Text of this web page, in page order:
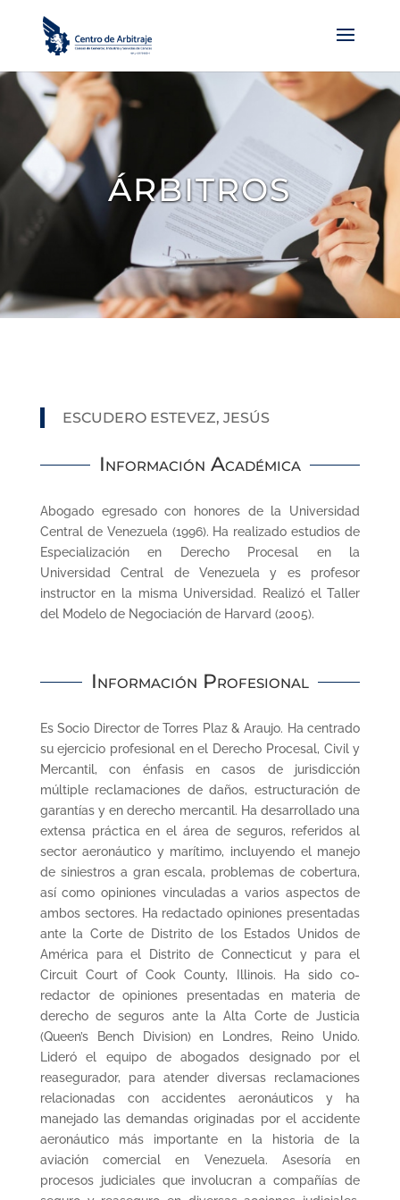
ÁRBITROS
ESCUDERO ESTEVEZ, JESÚS
Información Académica
Abogado egresado con honores de la Universidad
Central de Venezuela (1996). Ha realizado estudios de
Especialización en Derecho Procesal en la
Universidad Central de Venezuela y es profesor
instructor en la misma Universidad. Realizó el Taller
del Modelo de Negociación de Harvard (2005).
Información Profesional
Es Socio Director de Torres Plaz & Araujo. Ha centrado
su ejercicio profesional en el Derecho Procesal, Civil y
Mercantil, con énfasis en casos de jurisdicción
múltiple reclamaciones de daños, estructuración de
garantías y en derecho mercantil. Ha desarrollado una
extensa práctica en el área de seguros, referidos al
sector aeronáutico y marítimo, incluyendo el manejo
de siniestros a gran escala, problemas de cobertura,
así como opiniones vinculadas a varios aspectos de
ambos sectores. Ha redactado opiniones presentadas
ante la Corte de Distrito de los Estados Unidos de
América para el Distrito de Connecticut y para el
Circuit Court of Cook County, Illinois. Ha sido co-
redactor de opiniones presentadas en materia de
derecho de seguros ante la Alta Corte de Justicia
(Queen’s Bench Division) en Londres, Reino Unido.
Lideró el equipo de abogados designado por el
reasegurador, para atender diversas reclamaciones
relacionadas con accidentes aeronáuticos y ha
manejado las demandas originadas por el accidente
aeronáutico más importante en la historia de la
aviación comercial en Venezuela. Asesoría en
procesos judiciales que involucran a compañías de